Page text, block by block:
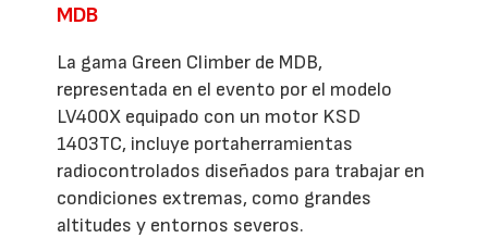
MDB
La gama Green Climber de MDB,
representada en el evento por el modelo
LV400X equipado con un motor KSD
1403TC, incluye portaherramientas
radiocontrolados diseñados para trabajar en
condiciones extremas, como grandes
altitudes y entornos severos.